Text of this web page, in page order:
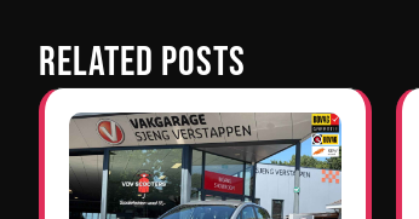
Related Posts